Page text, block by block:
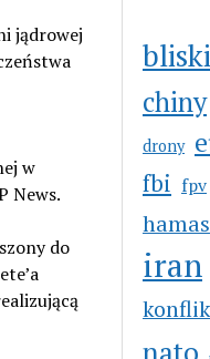
jądrowej
w
News.
do
chiny
drony
fbi fpv
hamas
iran